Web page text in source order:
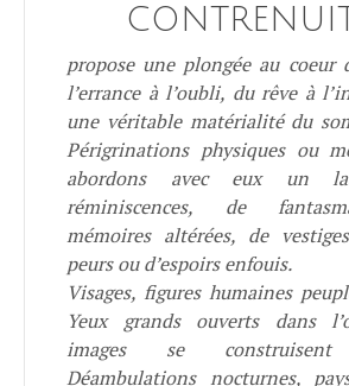
propose une plongée au coeur
l’errance à l’oubli, du rêve à
une véritable matérialité du
Périgrinations physiques ou
abordons avec eux un
réminiscences, de
mémoires altérées, de
peurs ou d’espoirs enfouis.
Visages, figures humaines
Yeux grands ouverts dans
images se construisent
Déambulations nocturnes,